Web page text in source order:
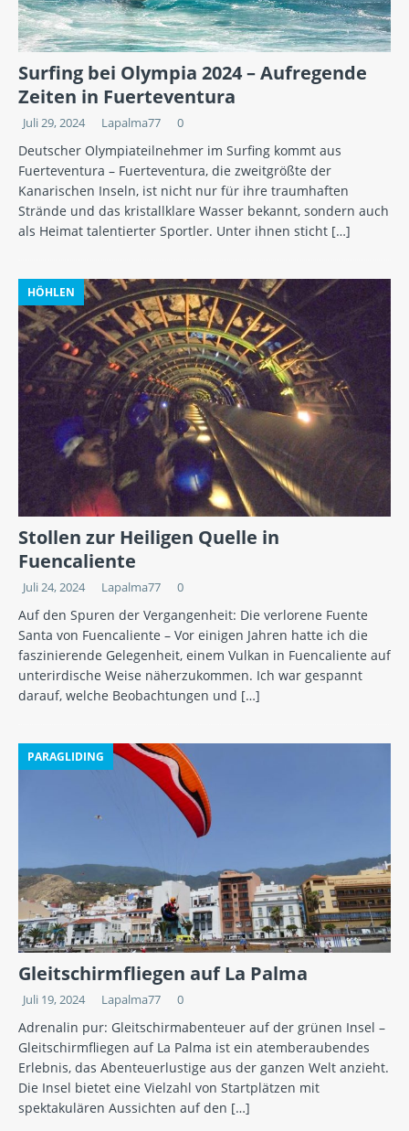
Surfing bei Olympia 2024 – Aufregende
Zeiten in Fuerteventura
Juli 29, 2024 Lapalma77 0
Deutscher Olympiateilnehmer im Surfing kommt aus
Fuerteventura – Fuerteventura, die zweitgrößte der
Kanarischen Inseln, ist nicht nur für ihre traumhaften
Strände und das kristallklare Wasser bekannt, sondern auch
als Heimat talentierter Sportler. Unter ihnen sticht […]
HÖHLEN
Stollen zur Heiligen Quelle in
Fuencaliente
Juli 24, 2024 Lapalma77 0
Auf den Spuren der Vergangenheit: Die verlorene Fuente
Santa von Fuencaliente – Vor einigen Jahren hatte ich die
faszinierende Gelegenheit, einem Vulkan in Fuencaliente auf
unterirdische Weise näherzukommen. Ich war gespannt
darauf, welche Beobachtungen und […]
PARAGLIDING
Gleitschirmfliegen auf La Palma
Juli 19, 2024 Lapalma77 0
Adrenalin pur: Gleitschirmabenteuer auf der grünen Insel –
Gleitschirmfliegen auf La Palma ist ein atemberaubendes
Erlebnis, das Abenteuerlustige aus der ganzen Welt anzieht.
Die Insel bietet eine Vielzahl von Startplätzen mit
spektakulären Aussichten auf den […]